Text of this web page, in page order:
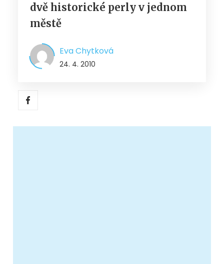
dvě historické perly v jednom
městě
Eva Chytková
24. 4. 2010